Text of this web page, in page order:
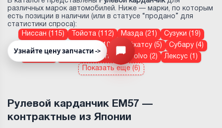
Узнайте цену запчасти -> Открыть меню
различных марок автомобилей. Ниже — марки, по которым
есть позиции в наличии (или в статусе “продано” для
статистики спроса):
Ниссан (115)
Тойота (112) Мазда (21)
Сузуки (19)
Хонда (10) Дайхатсу (5)
Субару (4)
Исузу (3)
Mercedes-Benz (3) Volvo (2)
Лексус (1)
Показать еще (6)
Рулевой карданчик EM57 —
контрактные из Японии